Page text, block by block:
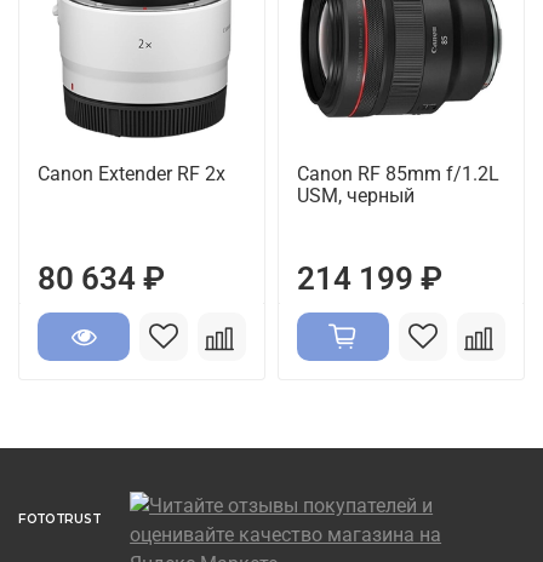
Canon Extender RF 2x
80 634 ₽
Canon RF 85mm f/1.2L
USM, черный
214 199 ₽
FOTOTRUST